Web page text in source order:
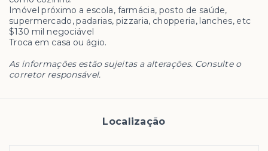
Imóvel próximo a escola, farmácia, posto de saúde,
supermercado, padarias, pizzaria, chopperia, lanches, etc
$130 mil negociável
Troca em casa ou ágio.
As informações estão sujeitas a alterações. Consulte o
corretor responsável.
Localização